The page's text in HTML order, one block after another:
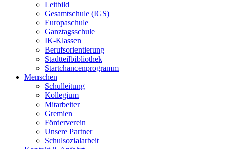
Leitbild
Gesamtschule (IGS)
Europaschule
Ganztagsschule
IK-Klassen
Berufsorientierung
Stadtteilbibliothek
Startchancenprogramm
Menschen
Schulleitung
Kollegium
Mitarbeiter
Gremien
Förderverein
Unsere Partner
Schulsozialarbeit